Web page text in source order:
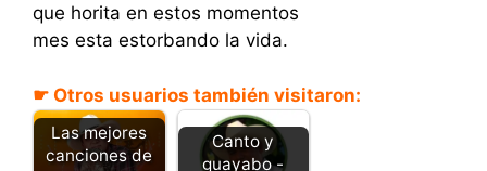
que horita en estos momentos
mes esta estorbando la vida.
☛ Otros usuarios también visitaron:
Las mejores
canciones de
Canto y
guayabo -